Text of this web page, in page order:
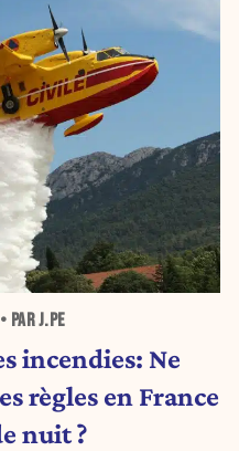
• PAR J.PE
incendies: Ne
règles en France
nuit ?